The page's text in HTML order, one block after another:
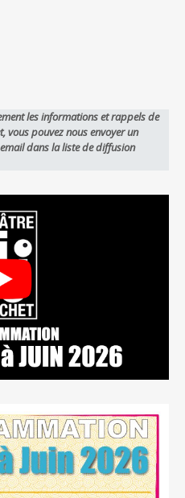
les informations et rappels de
vous pouvez nous envoyer un
dans la liste de diffusion